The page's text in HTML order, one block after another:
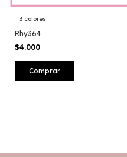
3 colores
Rhy364
$4.000
Comprar